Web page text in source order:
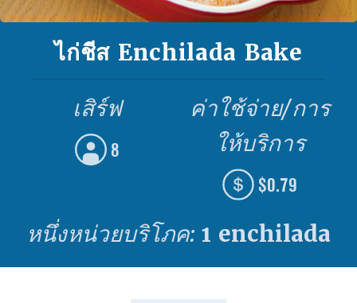
ไก่ชีส Enchilada Bake
เสิร์ฟ
8
ค่าใช้จ่าย/การ
ให้บริการ
$0.79
หนึ่งหน่วยบริโภค: 1 enchilada